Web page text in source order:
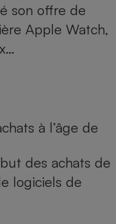
son offre de
Apple Watch,
à l’âge de
des achats de
logiciels de